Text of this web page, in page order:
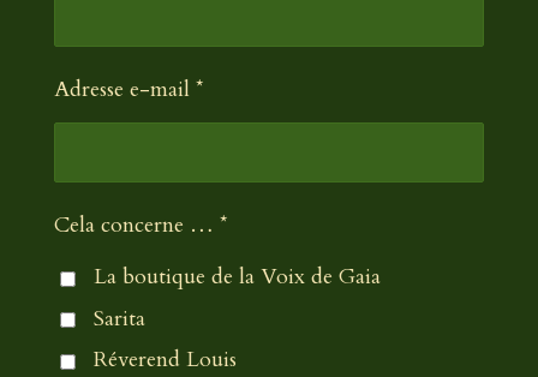
Adresse e-mail *
Cela concerne … *
La boutique de la Voix de Gaia
Sarita
Réverend Louis